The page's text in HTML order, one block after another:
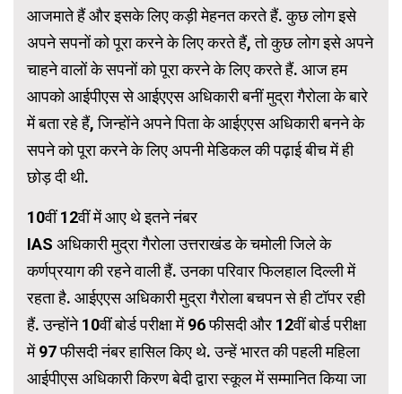
आजमाते हैं और इसके लिए कड़ी मेहनत करते हैं. कुछ लोग इसे
अपने सपनों को पूरा करने के लिए करते हैं, तो कुछ लोग इसे अपने
चाहने वालों के सपनों को पूरा करने के लिए करते हैं. आज हम
आपको आईपीएस से आईएएस अधिकारी बनीं मुद्रा गैरोला के बारे
में बता रहे हैं, जिन्होंने अपने पिता के आईएएस अधिकारी बनने के
सपने को पूरा करने के लिए अपनी मेडिकल की पढ़ाई बीच में ही
छोड़ दी थी.
10वीं 12वीं में आए थे इतने नंबर
IAS अधिकारी मुद्रा गैरोला उत्तराखंड के चमोली जिले के
कर्णप्रयाग की रहने वाली हैं. उनका परिवार फिलहाल दिल्ली में
रहता है. आईएएस अधिकारी मुद्रा गैरोला बचपन से ही टॉपर रही
हैं. उन्होंने 10वीं बोर्ड परीक्षा में 96 फीसदी और 12वीं बोर्ड परीक्षा
में 97 फीसदी नंबर हासिल किए थे. उन्हें भारत की पहली महिला
आईपीएस अधिकारी किरण बेदी द्वारा स्कूल में सम्मानित किया जा